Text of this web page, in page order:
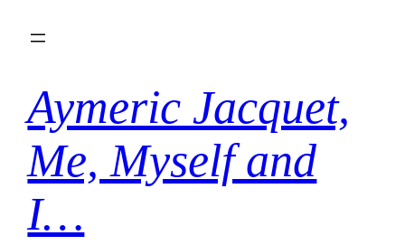
Aymeric Jacquet,
Me, Myself and
I…